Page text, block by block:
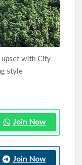
रिफॉर्म मंच की
में चला अतिक्रमण
upset with City
style
Join Now
Join Now